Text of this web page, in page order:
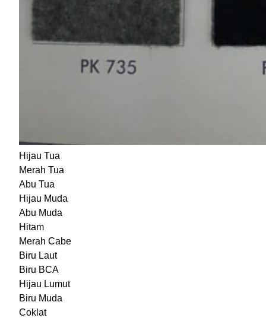
Hijau Tua
Merah Tua
Abu Tua
Hijau Muda
Abu Muda
Hitam
Merah Cabe
Biru Laut
Biru BCA
Hijau Lumut
Biru Muda
Coklat